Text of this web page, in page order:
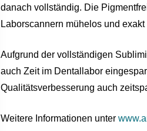
danach vollständig. Die
Laborscannern mühelos und exakt
Aufgrund der vollständigen
auch Zeit im Dentallabor
Qualitätsverbesserung auch
Weitere Informationen unter